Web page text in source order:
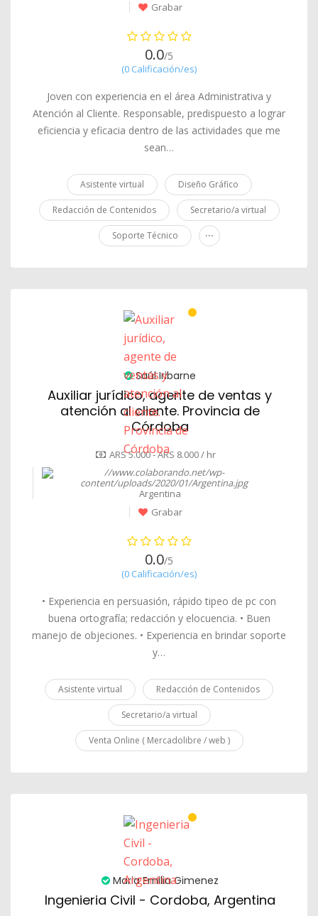
Grabar
0.0/5
(0 Calificación/es)
Joven con experiencia en el área Administrativa y
Atención al Cliente. Responsable, predispuesto a lograr
eficiencia y eficacia dentro de las actividades que me
sean…
Asistente virtual Diseño Gráfico
Redacción de Contenidos Secretario/a virtual
Soporte Técnico ...
Saúl Iribarne
Auxiliar jurídico, agente de ventas y
atención al cliente. Provincia de
Córdoba
ARS 5.000 - ARS 8.000 / hr
Argentina
Grabar
0.0/5
(0 Calificación/es)
• Experiencia en persuasión, rápido tipeo de pc con
buena ortografía; redacción y elocuencia. • Buen
manejo de objeciones. • Experiencia en brindar soporte
y…
Asistente virtual Redacción de Contenidos
Secretario/a virtual
Venta Online ( Mercadolibre / web )
Maria Emilia Gimenez
Ingenieria Civil - Cordoba, Argentina